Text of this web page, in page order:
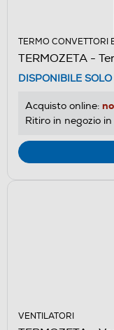
TERMO CONVETTORI
TERMOZETA -
DISPONIBILE
Acquisto online:
Ritiro in negozio
VENTILATORI